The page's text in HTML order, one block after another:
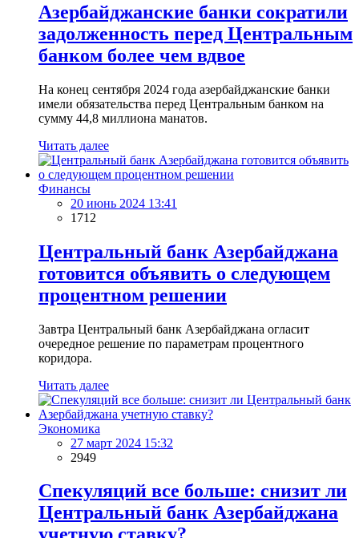
Азербайджанские банки сократили
задолженность перед Центральным
банком более чем вдвое
На конец сентября 2024 года азербайджанские банки
имели обязательства перед Центральным банком на
сумму 44,8 миллиона манатов.
Читать далее
Финансы
20 июнь 2024 13:41
1712
Центральный банк Азербайджана
готовится объявить о следующем
процентном решении
Завтра Центральный банк Азербайджана огласит
очередное решение по параметрам процентного
коридора.
Читать далее
Экономика
27 март 2024 15:32
2949
Спекуляций все больше: снизит ли
Центральный банк Азербайджана